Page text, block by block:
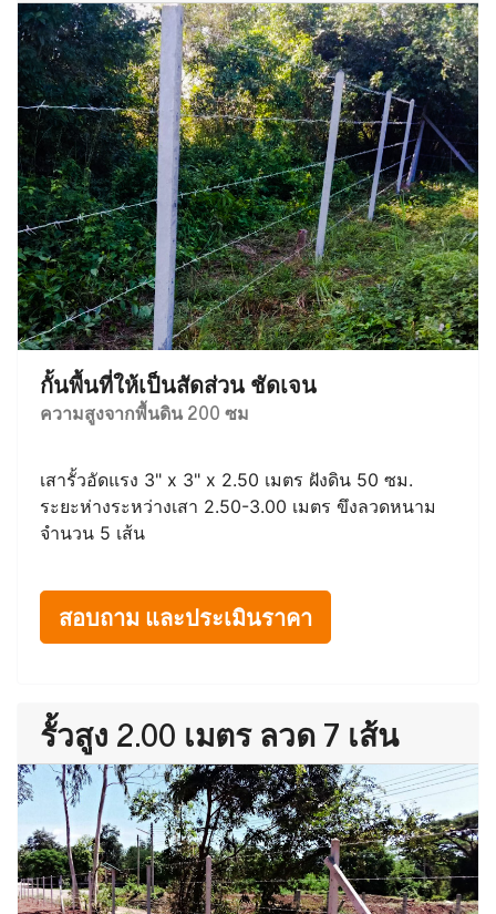
กั้นพื้นที่ให้เป็นสัดส่วน ชัดเจน
ความสูงจากพื้นดิน 200 ซม
เสารั้วอัดแรง 3" x 3" x 2.50 เมตร ฝังดิน 50 ซม.
ระยะห่างระหว่างเสา 2.50-3.00 เมตร ขึงลวดหนาม
จำนวน 5 เส้น
สอบถาม และประเมินราคา
รั้วสูง 2.00 เมตร ลวด 7 เส้น